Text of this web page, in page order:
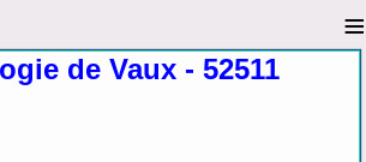
≡
de Vaux - 52511